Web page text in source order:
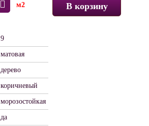
м2 В корзину
9
матовая
дерево
коричневый
морозостойкая
да